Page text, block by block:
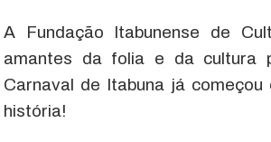
A Fundação Itabunense de
amantes da folia e da cultura
Carnaval de Itabuna já
história!